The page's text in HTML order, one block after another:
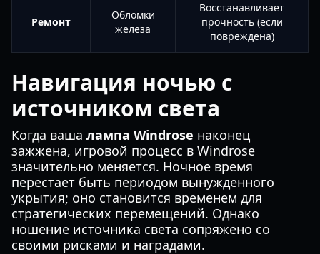
Ремонт
Обломки
железа
Восстанавливает
прочность (если
повреждена)
Навигация ночью с
источником света
Когда ваша лампа Windrose наконец
зажжена, игровой процесс в Windrose
значительно меняется. Ночное время
перестает быть периодом вынужденного
укрытия; оно становится временем для
стратегических перемещений. Однако
ношение источника света сопряжено со
своими рисками и наградами.